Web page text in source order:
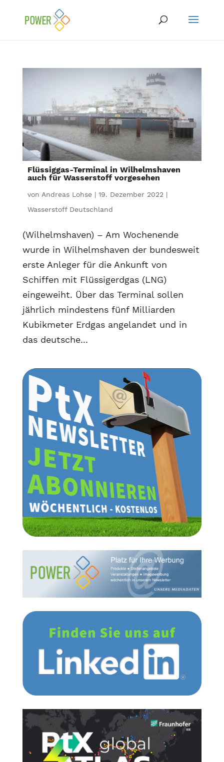
Flüssiggas-Terminal in Wilhelmshaven
auch für Wasserstoff vorgesehen
von Andreas Lohse| 19. Dezember 2022 |
Wasserstoff Deutschland
(Wilhelmshaven) – Am Wochenende
wurde in Wilhelmshaven der bundesweit
erste Anleger für die Ankunft von
Schiffen mit Flüssigerdgas (LNG)
eingeweiht. Über das Terminal sollen
jährlich mindestens fünf Milliarden
Kubikmeter Erdgas angelandet und in
das deutsche...